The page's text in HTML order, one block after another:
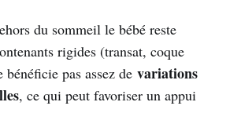
du sommeil le bébé reste
rigides (transat, coque
pas assez de variations
, ce qui peut favoriser un appui